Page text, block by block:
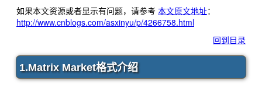
如果本文资源或者显示有问题，请参考 本文原文地址：
http://www.cnblogs.com/asxinyu/p/4266758.html
回到目录
1.Matrix Market格式介绍